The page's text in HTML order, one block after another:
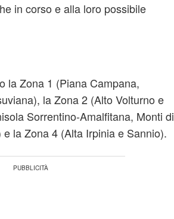
in corso e alla loro possibile
la Zona 1 (Piana Campana,
la Zona 2 (Alto Volturno e
Sorrentino-Amalfitana, Monti di
la Zona 4 (Alta Irpinia e Sannio).